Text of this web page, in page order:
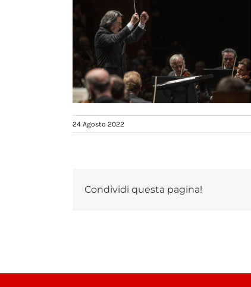
24 Agosto 2022
Condividi questa pagina!